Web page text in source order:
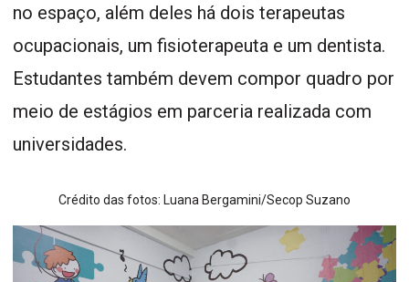
no espaço, além deles há dois terapeutas
ocupacionais, um fisioterapeuta e um dentista.
Estudantes também devem compor quadro por
meio de estágios em parceria realizada com
universidades.
Crédito das fotos: Luana Bergamini/Secop Suzano